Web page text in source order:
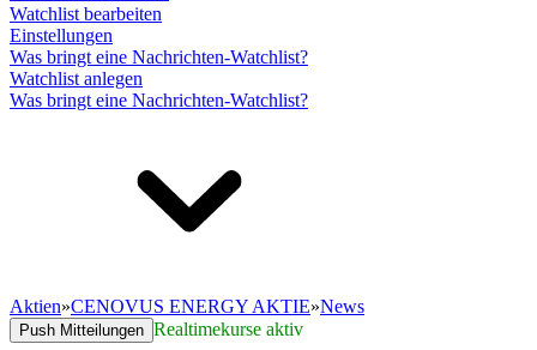
Watchlist bearbeiten
Einstellungen
Was bringt eine Nachrichten-Watchlist?
Watchlist anlegen
Was bringt eine Nachrichten-Watchlist?
Aktien»CENOVUS ENERGY AKTIE»News
Push Mitteilungen Realtimekurse aktiv